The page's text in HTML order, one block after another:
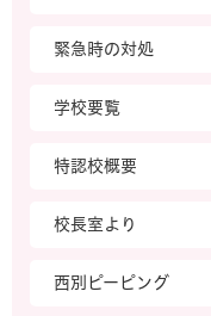
緊急時の対処
学校要覧
特認校概要
校長室より
西別ピーピング